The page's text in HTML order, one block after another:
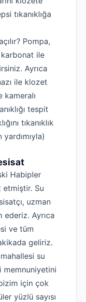
tıkanıklığa
Pompa,
ile
Ayrıca
ile klozet
kameralı
tespit
tıkanıklık
Habipler
etmiştir. Su
uzman
ederiz. Ayrıca
ve tüm
geliriz.
su
memnuniyetini
için çok
yüzlü sayısı